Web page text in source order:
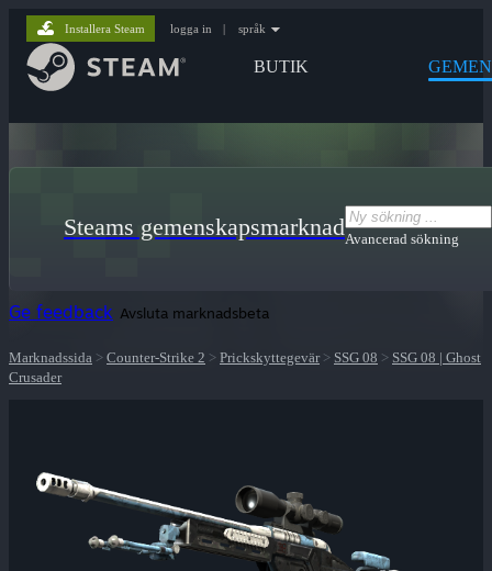
BUTIK
Installera Steam logga in | språk
Steams gemenskapsmarknadAvancerad sökning
Ge feedback Avsluta marknadsbeta
Marknadssida > Counter-Strike 2 > Prickskyttegevär> SSG 08 > SSG 08 | Ghost
Crusader